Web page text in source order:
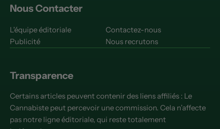
Nous Contacter
L'équipe éditoriale
Contactez-nous
Publicité
Nous recrutons
Transparence
Certains articles peuvent contenir des liens affiliés : Le
Cannabiste peut percevoir une commission. Cela n’affecte
pas notre ligne éditoriale, qui reste totalement